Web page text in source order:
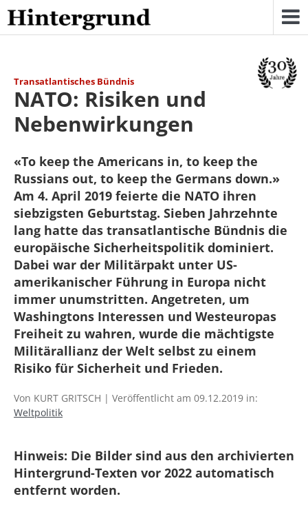
Skip
to
content
Transatlantisches Bündnis
NATO: Risiken und
Nebenwirkungen
«To keep the Americans in, to keep the
Russians out, to keep the Germans down.»
Am 4. April 2019 feierte die NATO ihren
siebzigsten Geburtstag. Sieben Jahrzehnte
lang hatte das transatlantische Bündnis die
europäische Sicherheitspolitik dominiert.
Dabei war der Militärpakt unter US-
amerikanischer Führung in Europa nicht
immer unumstritten. Angetreten, um
Washingtons Interessen und Westeuropas
Freiheit zu wahren, wurde die mächtigste
Militärallianz der Welt selbst zu einem
Risiko für Sicherheit und Frieden.
Von KURT GRITSCH | Veröffentlicht am 09.12.2019 in:
Weltpolitik
Hinweis: Die Bilder sind aus den archivierten
Hintergrund-Texten vor 2022 automatisch
entfernt worden.